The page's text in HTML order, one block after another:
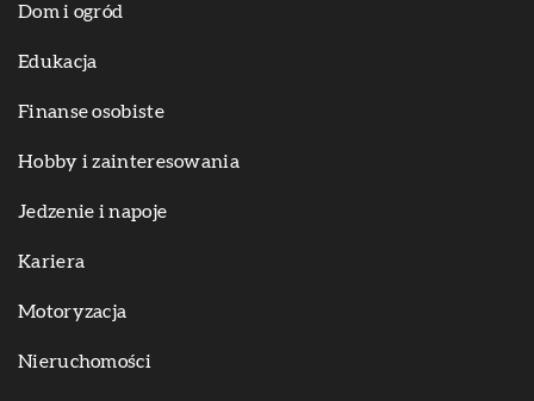
Dom i ogród
Edukacja
Finanse osobiste
Hobby i zainteresowania
Jedzenie i napoje
Kariera
Motoryzacja
Nieruchomości